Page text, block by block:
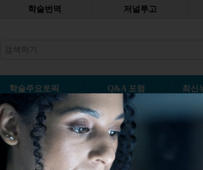
학술번역 저널투고
학술주요토픽 Q&A 포럼 최신
최신순